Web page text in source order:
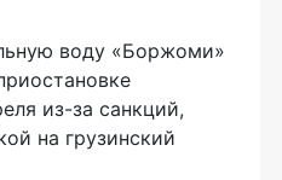
воду «Боржоми»
из-за санкций,
на грузинский